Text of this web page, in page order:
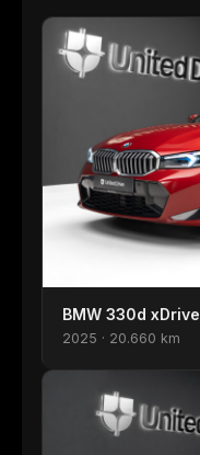
BMW 330d xDrive
2025 · 20.660 km